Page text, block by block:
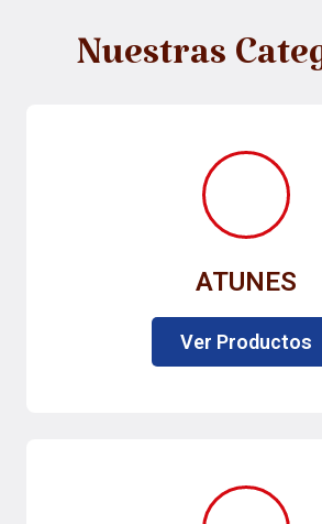
Nuestras
ATUNES
Ver Productos